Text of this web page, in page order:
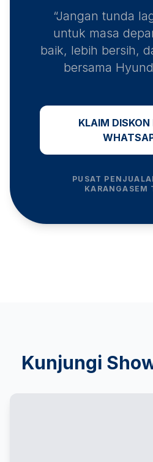
“Jangan tunda
untuk masa
baik, lebih bersih,
bersama
KLAIM DISKON
PUSAT
KARANGASEM
Kunjungi